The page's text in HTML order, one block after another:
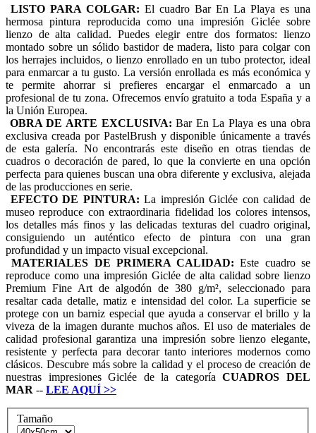
LISTO PARA COLGAR: El cuadro Bar En La Playa es una
hermosa pintura reproducida como una impresión Giclée sobre
lienzo de alta calidad. Puedes elegir entre dos formatos: lienzo
montado sobre un sólido bastidor de madera, listo para colgar con
los herrajes incluidos, o lienzo enrollado en un tubo protector, ideal
para enmarcar a tu gusto. La versión enrollada es más económica y
te permite ahorrar si prefieres encargar el enmarcado a un
profesional de tu zona. Ofrecemos envío gratuito a toda España y a
la Unión Europea.
OBRA DE ARTE EXCLUSIVA:Bar En La Playa es una obra
exclusiva creada por PastelBrush y disponible únicamente a través
de esta galería. No encontrarás este diseño en otras tiendas de
cuadros o decoración de pared, lo que la convierte en una opción
perfecta para quienes buscan una obra diferente y exclusiva, alejada
de las producciones en serie.
EFECTO DE PINTURA: La impresión Giclée con calidad de
museo reproduce con extraordinaria fidelidad los colores intensos,
los detalles más finos y las delicadas texturas del cuadro original,
consiguiendo un auténtico efecto de pintura con una gran
profundidad y un impacto visual excepcional.
MATERIALES DE PRIMERA CALIDAD: Este cuadro se
reproduce como una impresión Giclée de alta calidad sobre lienzo
Premium Fine Art de algodón de 380 g/m², seleccionado para
resaltar cada detalle, matiz e intensidad del color. La superficie se
protege con un barniz especial que ayuda a conservar el brillo y la
viveza de la imagen durante muchos años. El uso de materiales de
calidad profesional garantiza una impresión sobre lienzo elegante,
resistente y perfecta para decorar tanto interiores modernos como
clásicos. Descubre más sobre la calidad y el proceso de creación de
nuestras impresiones Giclée de la categoríaCUADROSDEL
MAR -- LEE AQUÍ >>
Tamaño